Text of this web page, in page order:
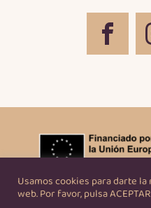
Usamos cookies para darte
web. Por favor, pulsa